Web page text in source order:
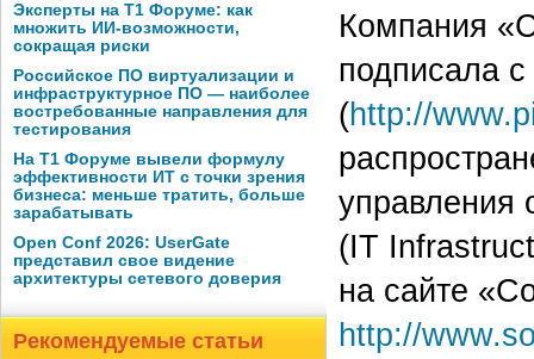
Эксперты на Т1 Форуме: как
множить ИИ-возможности,
сокращая риски
Российское ПО виртуализации и
инфраструктурное ПО — наиболее
востребованные направления для
тестирования
На Т1 Форуме вывели формулу
эффективности ИТ с точки зрения
бизнеса: меньше тратить, больше
зарабатывать
Open Conf 2026: UserGate
представил свое видение
архитектуры сетевого доверия
Рекомендуемые статьи
Компания
подписала
(http://
управления
(IT
на сайте
http://